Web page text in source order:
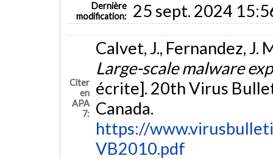
Dernière
modification:
25 sept. 2024
Citer
en
APA
7:
Calvet, J., Fernandez, J.
Large-scale malware
écrite]. 20th Virus
Canada.
https://
VB2010.pdf